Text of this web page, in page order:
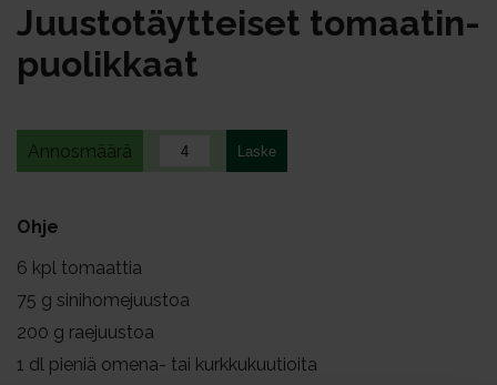
Juus­to­täyt­tei­set to­maa­tin­
puo­lik­kaat
Annosmäärä
Ohje
6 kpl tomaattia
75 g sinihomejuustoa
200 g raejuustoa
1 dl pieniä omena- tai kurkkukuutioita